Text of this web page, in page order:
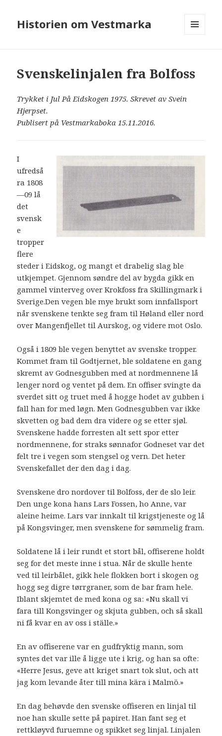
Historien om Vestmarka
Svenskelinjalen fra Bolfoss
Trykket i Jul På Eidskogen 1975. Skrevet av Svein
Hjerpset.
Publisert på Vestmarkaboka 15.11.2016.
I
ufredså
ra 1808
—09 lå
det
svensk
e
tropper
flere
steder i Eidskog, og mangt et drabelig slag ble
utkjempet. Gjennom søndre del av bygda gikk en
gammel vinterveg over Krokfoss fra Skillingmark i
Sverige.Den vegen ble mye brukt som innfallsport
når svenskene tenkte seg fram til Høland eller nord
over Mangenfjellet til Aurskog, og videre mot Oslo.
Også i 1809 ble vegen benyttet av svenske tropper.
Kommet fram til Godtjernet, ble soldatene en gang
skremt av Godnesgubben med at nordmennene lå
lenger nord og ventet på dem. En offiser svingte da
sverdet sitt og truet med å hogge hodet av gubben i
fall han for med løgn. Men Godnesgubben var ikke
skvetten og bad dem dra videre og se etter sjøl.
Svenskene hadde forresten alt sett spor etter
nordmennene, for straks sønnafor Godneset var det
felt tre i vegen som stengsel og vern. Det heter
Svenskefallet der den dag i dag.
Svenskene dro nordover til Bolfoss, der de slo leir.
Den unge kona hans Lars Fossen, ho Anne, var
aleine heime. Lars var innkalt til krigstjeneste og lå
på Kongsvinger, men svenskene for sømmelig fram.
Soldatene lå i leir rundt et stort bål, offiserene holdt
seg for det meste inne i stua. Når de skulle hente
ved til leirbålet, gikk hele flokken bort i skogen og
hogg seg digre tørrgraner, som de bar fram hele.
Iblant skjemtet de med kona og sa: «Nu skall vi
fara till Kongsvinger og skjuta gubben, och så skall
ni få kvar en av oss i ställe.»
En av offiserene var en gudfryktig mann, som
syntes det var ille å ligge ute i krig, og han sa ofte:
«Herre Jesus, geve att kriget snart tok slut, och att
jag kom levande åter till mina kära i Malmö.»
En dag behøvde den svenske offiseren en linjal til
noe han skulle sette på papiret. Han fant seg et
rettkløyvd furuemne og spikket seg linjal. Linjalen